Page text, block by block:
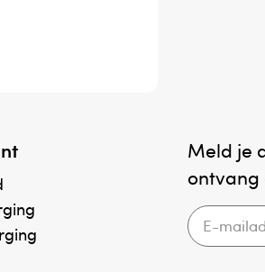
Meld je
ontvang